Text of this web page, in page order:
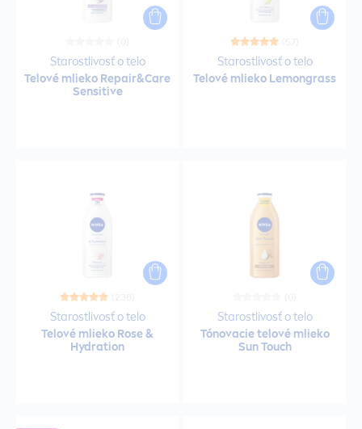
Dezodoranty v spreji pre mužov
Gély
Guľôčkové dezodoranty pre mužov
Hydratačný krém
Intenzívne opálenie
Kondicionéry
Starostlivosť o telo
Telové mlieko Repair&Care
Sensitive
Starostlivosť o telo
Telové mlieko Lemongrass
Starostlivosť o telo
Telové mlieko Rose&
Hydration
Starostlivosť o telo
Tónovacie telové mlieko
SunTouch